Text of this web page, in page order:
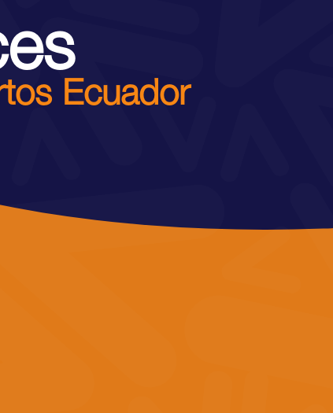
Ecuador